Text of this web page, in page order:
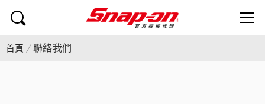
首頁 聯絡我們